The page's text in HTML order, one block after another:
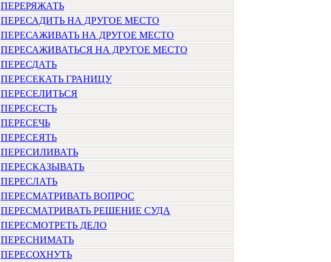
ПЕРЕРЯЖАТЬ
ПЕРЕСАДИТЬ НА ДРУГОЕ МЕСТО
ПЕРЕСАЖИВАТЬ НА ДРУГОЕ МЕСТО
ПЕРЕСАЖИВАТЬСЯ НА ДРУГОЕ МЕСТО
ПЕРЕСДАТЬ
ПЕРЕСЕКАТЬ ГРАНИЦУ
ПЕРЕСЕЛИТЬСЯ
ПЕРЕСЕСТЬ
ПЕРЕСЕЧЬ
ПЕРЕСЕЯТЬ
ПЕРЕСИЛИВАТЬ
ПЕРЕСКАЗЫВАТЬ
ПЕРЕСЛАТЬ
ПЕРЕСМАТРИВАТЬ ВОПРОС
ПЕРЕСМАТРИВАТЬ РЕШЕНИЕ СУДА
ПЕРЕСМОТРЕТЬ ДЕЛО
ПЕРЕСНИМАТЬ
ПЕРЕСОХНУТЬ